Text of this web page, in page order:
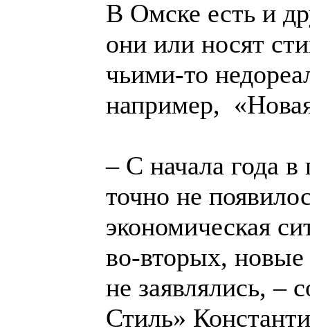
В Омске есть и
они или носят
чьими-то
например,
– С начала года в
точно не
экономическая
во-вторых, новые
не заявлялись, –
Стиль»